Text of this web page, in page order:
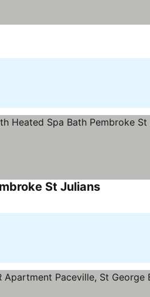
St JuliansPreise sehen